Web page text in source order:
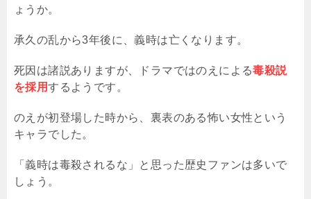
ょうか。
承久の乱から3年後に、義時は亡くなります。
死因は諸説ありますが、ドラマではのえによる毒殺説
を採用するようです。
のえが初登場した時から、裏表のある怖い女性という
キャラでした。
「義時は毒殺されるな」と思った歴史ファンは多いで
しょう。